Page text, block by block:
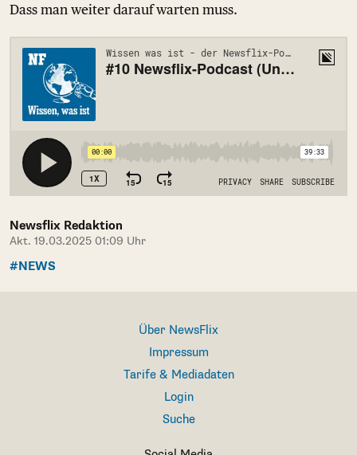
Dass man weiter darauf warten muss.
Newsflix Redaktion
Akt. 19.03.2025 01:09 Uhr
#NEWS
Über NewsFlix
Impressum
Tarife & Mediadaten
Login
Suche